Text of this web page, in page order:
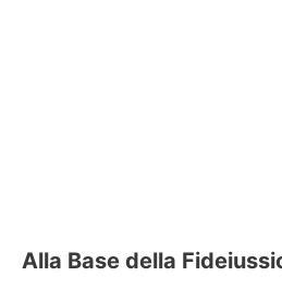
Alla Base della